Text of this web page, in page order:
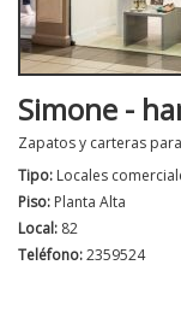
Simone -
Zapatos y carteras
Tipo: Locales
Piso: Planta Alta
Local: 82
Teléfono:2359524